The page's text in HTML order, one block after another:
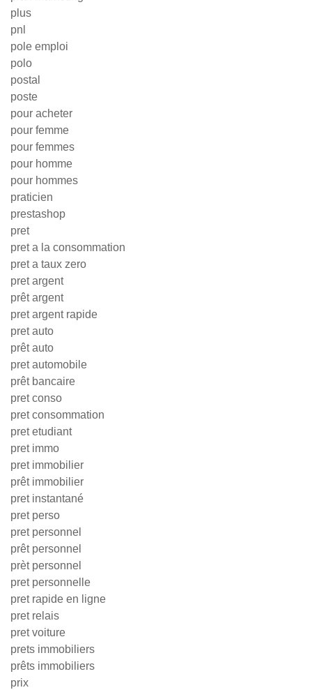
plus
pnl
pole emploi
polo
postal
poste
pour acheter
pour femme
pour femmes
pour homme
pour hommes
praticien
prestashop
pret
pret a la consommation
pret a taux zero
pret argent
prêt argent
pret argent rapide
pret auto
prêt auto
pret automobile
prêt bancaire
pret conso
pret consommation
pret etudiant
pret immo
pret immobilier
prêt immobilier
pret instantané
pret perso
pret personnel
prêt personnel
prèt personnel
pret personnelle
pret rapide en ligne
pret relais
pret voiture
prets immobiliers
prêts immobiliers
prix